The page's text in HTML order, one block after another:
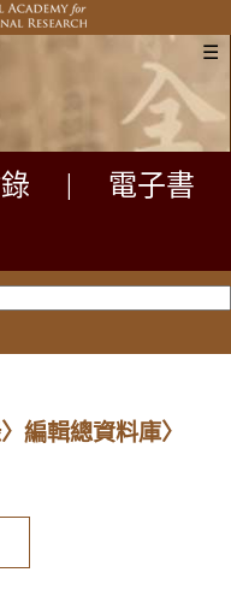
☰
電子書
編輯總資料庫〉